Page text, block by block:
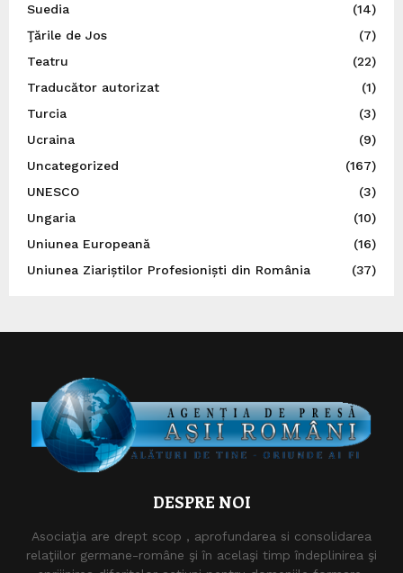
Suedia
(14)
Ţările de Jos
(7)
Teatru
(22)
Traducător autorizat
(1)
Turcia
(3)
Ucraina
(9)
Uncategorized
(167)
UNESCO
(3)
Ungaria
(10)
Uniunea Europeană
(16)
Uniunea Ziariștilor Profesioniști din România
(37)
DESPRE NOI
Asociaţia are drept scop , aprofundarea si consolidarea
relaţiilor germane-române şi în acelaşi timp îndeplinirea şi